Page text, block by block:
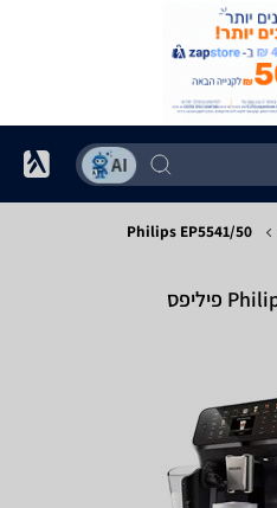
Philips EP5541/50